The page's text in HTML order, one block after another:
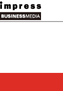
メ
イ
ン